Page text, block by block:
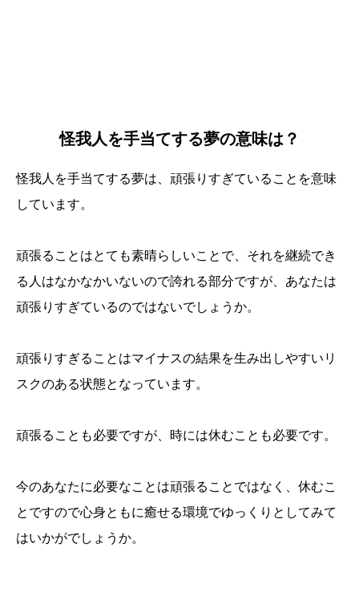
怪我人を手当てする夢の意味は？
怪我人を手当てする夢は、頑張りすぎていることを意味
しています。
頑張ることはとても素晴らしいことで、それを継続でき
る人はなかなかいないので誇れる部分ですが、あなたは
頑張りすぎているのではないでしょうか。
頑張りすぎることはマイナスの結果を生み出しやすいリ
スクのある状態となっています。
頑張ることも必要ですが、時には休むことも必要です。
今のあなたに必要なことは頑張ることではなく、休むこ
とですので心身ともに癒せる環境でゆっくりとしてみて
はいかがでしょうか。